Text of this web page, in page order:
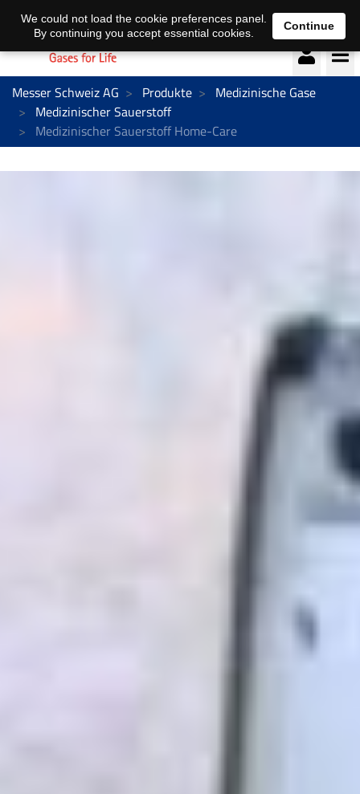
Deutsch français
Messer Schweiz AG Produkte
Medizinische Gase
Medizinischer Sauerstoff
Medizinischer Sauerstoff Home-Care
We could not load the cookie preferences panel.
By continuing you accept essential cookies.
Continue